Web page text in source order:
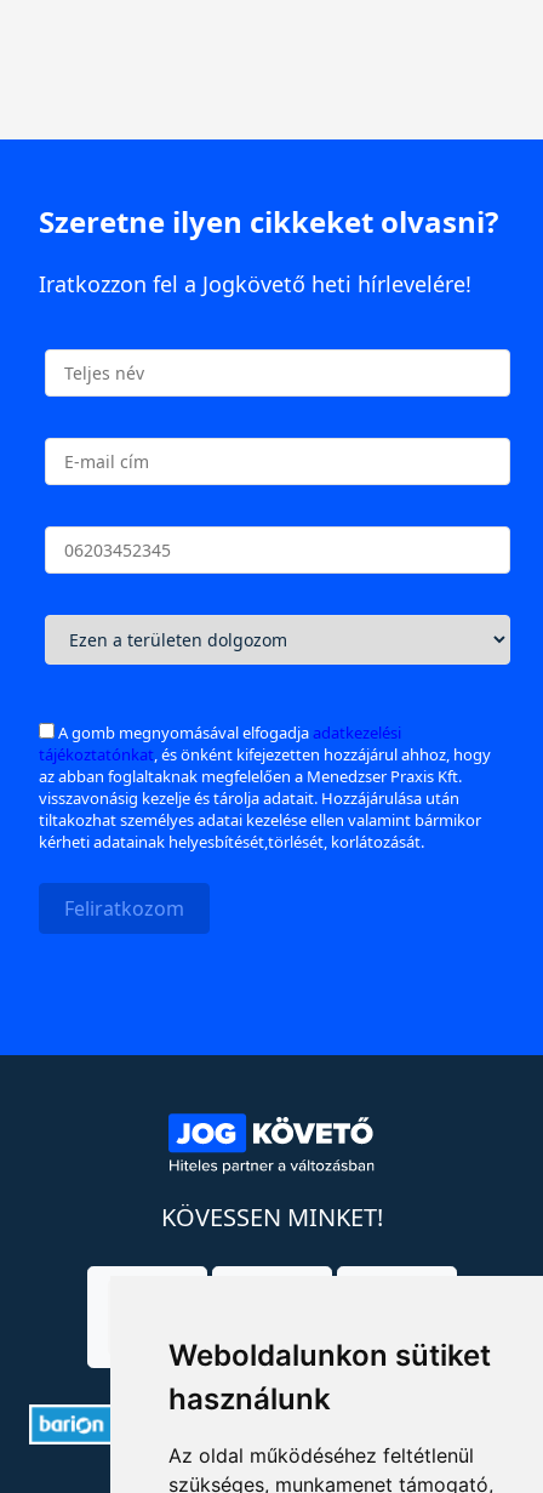
Weboldalunkon sütiket
használunk
Az oldal működéséhez feltétlenül
szükséges, munkamenet támogató,
Szeretne ilyen cikkeket olvasni?
Iratkozzon fel a Jogkövető heti hírlevelére!
A gomb megnyomásával elfogadjaadatkezelési
tájékoztatónkat, és önként kifejezetten hozzájárul ahhoz, hogy
az abban foglaltaknak megfelelően a Menedzser Praxis Kft.
visszavonásig kezelje és tárolja adatait. Hozzájárulása után
tiltakozhat személyes adatai kezelése ellen valamint bármikor
kérheti adatainak helyesbítését,törlését, korlátozását.
Feliratkozom
KÖVESSEN MINKET!